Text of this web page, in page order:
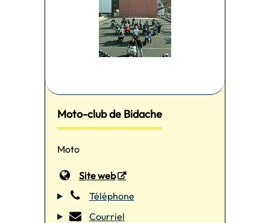
Moto-club de Bidache
Moto
Site web
Téléphone
Courriel